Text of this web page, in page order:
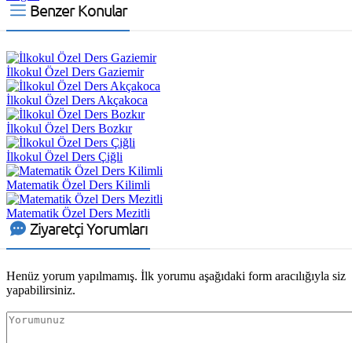
Benzer Konular
İlkokul Özel Ders Gaziemir
İlkokul Özel Ders Akçakoca
İlkokul Özel Ders Bozkır
İlkokul Özel Ders Çiğli
Matematik Özel Ders Kilimli
Matematik Özel Ders Mezitli
Ziyaretçi Yorumları
Henüz yorum yapılmamış. İlk yorumu aşağıdaki form aracılığıyla siz
yapabilirsiniz.